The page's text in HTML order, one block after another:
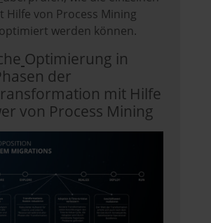
Hilfe von Process Mining
werden können.
Optimierung in
der
mit Hilfe
von Process Mining